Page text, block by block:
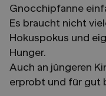
Gnocchipfanne
Es braucht nicht
Hokuspokus und
Hunger.
Auch an jüngeren
erprobt und für gut